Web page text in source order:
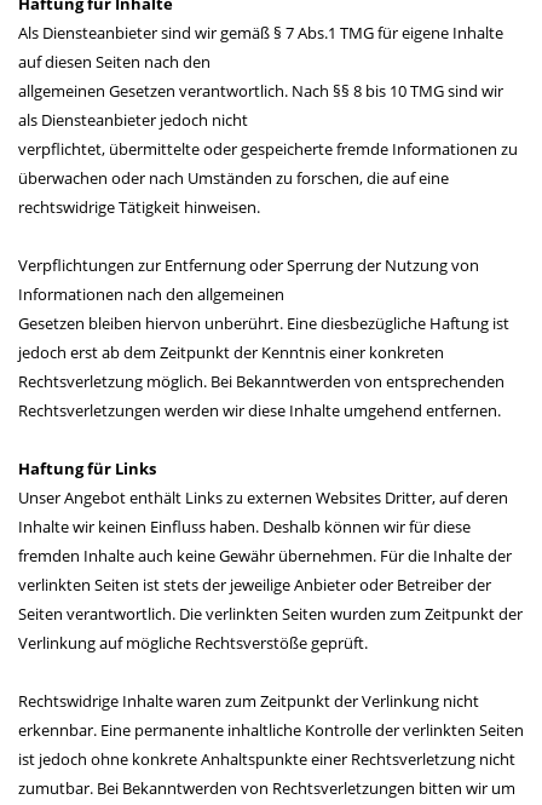
Als Diensteanbieter sind wir gemäß § 7 Abs.1 TMG für eigene Inhalte
auf diesen Seiten nach den
allgemeinen Gesetzen verantwortlich. Nach §§ 8 bis 10 TMG sind wir
als Diensteanbieter jedoch nicht
verpflichtet, übermittelte oder gespeicherte fremde Informationen zu
überwachen oder nach Umständen zu forschen, die auf eine
rechtswidrige Tätigkeit hinweisen.
Verpflichtungen zur Entfernung oder Sperrung der Nutzung von
Informationen nach den allgemeinen
Gesetzen bleiben hiervon unberührt. Eine diesbezügliche Haftung ist
jedoch erst ab dem Zeitpunkt der Kenntnis einer konkreten
Rechtsverletzung möglich. Bei Bekanntwerden von entsprechenden
Rechtsverletzungen werden wir diese Inhalte umgehend entfernen.
Haftung für Links
Unser Angebot enthält Links zu externen Websites Dritter, auf deren
Inhalte wir keinen Einfluss haben. Deshalb können wir für diese
fremden Inhalte auch keine Gewähr übernehmen. Für die Inhalte der
verlinkten Seiten ist stets der jeweilige Anbieter oder Betreiber der
Seiten verantwortlich. Die verlinkten Seiten wurden zum Zeitpunkt der
Verlinkung auf mögliche Rechtsverstöße geprüft.
Rechtswidrige Inhalte waren zum Zeitpunkt der Verlinkung nicht
erkennbar. Eine permanente inhaltliche Kontrolle der verlinkten Seiten
ist jedoch ohne konkrete Anhaltspunkte einer Rechtsverletzung nicht
zumutbar. Bei Bekanntwerden von Rechtsverletzungen bitten wir um